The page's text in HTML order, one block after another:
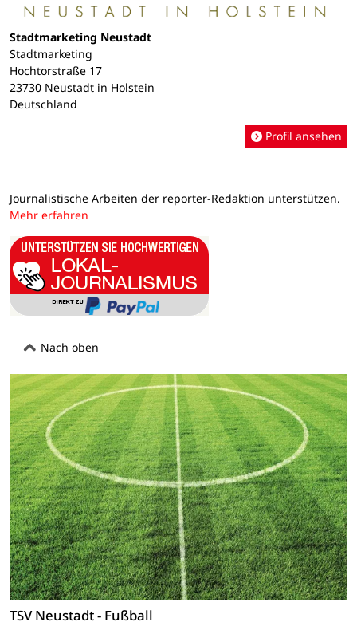
Stadtmarketing Neustadt
Stadtmarketing
Hochtorstraße 17
23730 Neustadt in Holstein
Deutschland
Profil ansehen
Journalistische Arbeiten der reporter-Redaktion unterstützen.
Mehr erfahren
Nach oben
TSV Neustadt - Fußball